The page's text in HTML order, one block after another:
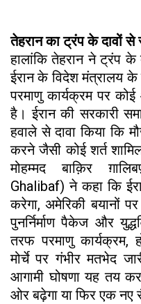
तेहरान का ट्रंप के दावों से
हालांकि तेहरान ने ट्रंप के
ईरान के विदेश मंत्रालय के
परमाणु कार्यक्रम पर
है। ईरान की सरकारी
हवाले से दावा किया कि
करने जैसी कोई शर्त
मोहम्मद बाक़िर
Ghalibaf) ने कहा कि
करेगा, अमेरिकी बयानों
पुनर्निर्माण पैकेज और
तरफ परमाणु कार्यक्रम,
मोर्चे पर गंभीर मतभेद
आगामी घोषणा यह तय
ओर बढ़ेगा या फिर एक नए